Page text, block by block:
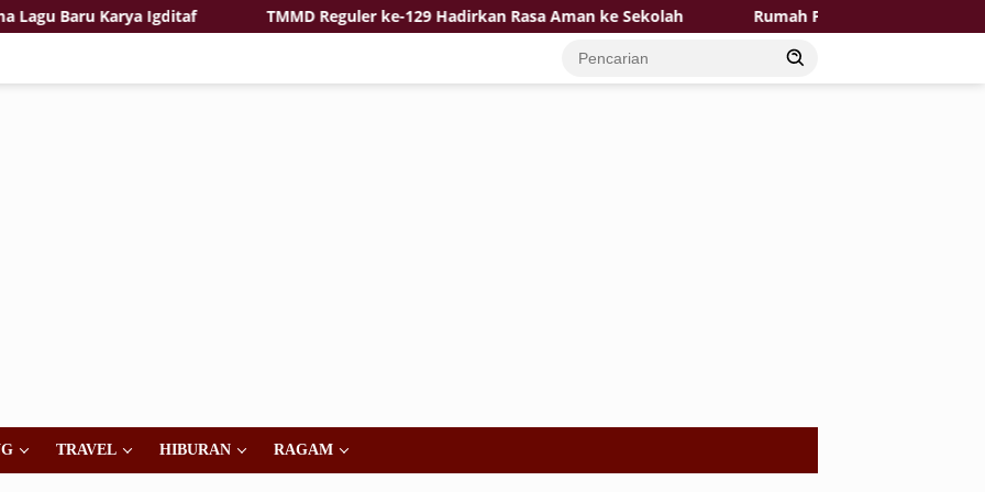
Baru Karya Igditaf TMMD Reguler ke-129 Hadirkan Rasa Aman ke Sekolah Rumah Pak Toid Kian Layak Huni
TRAVEL HIBURAN RAGAM